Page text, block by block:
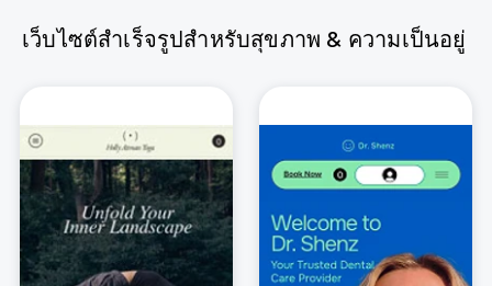
เว็บไซต์สำเร็จรูปสำหรับสุขภาพ & ความเป็นอยู่